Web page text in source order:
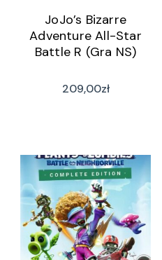
JoJo’s Bizarre
Adventure All-Star
Battle R (Gra NS)
209,00zł